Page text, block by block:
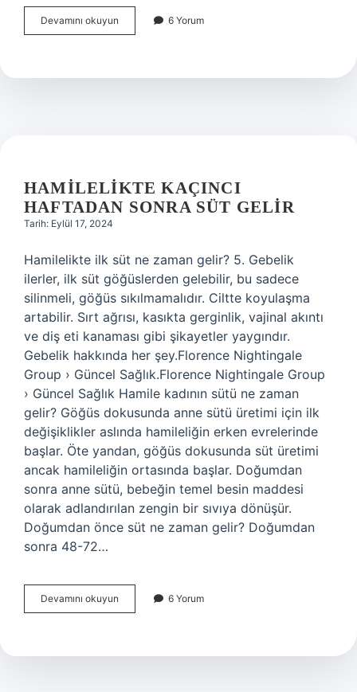
Devamını okuyun Uyurken
Neden
6 Yorum
HAMILELIKTE KAÇINCI
HAFTADAN SONRA SÜT GELIR
Tarih: Eylül 17, 2024
Hamilelikte ilk süt ne zaman gelir? 5. Gebelik
ilerler, ilk süt göğüslerden gelebilir, bu sadece
silinmeli, göğüs sıkılmamalıdır. Ciltte koyulaşma
artabilir. Sırt ağrısı, kasıkta gerginlik, vajinal akıntı
ve diş eti kanaması gibi şikayetler yaygındır.
Gebelik hakkında her şey.Florence Nightingale
Group › Güncel Sağlık.Florence Nightingale Group
› Güncel Sağlık Hamile kadının sütü ne zaman
gelir? Göğüs dokusunda anne sütü üretimi için ilk
değişiklikler aslında hamileliğin erken evrelerinde
başlar. Öte yandan, göğüs dokusunda süt üretimi
ancak hamileliğin ortasında başlar. Doğumdan
sonra anne sütü, bebeğin temel besin maddesi
olarak adlandırılan zengin bir sıvıya dönüşür.
Doğumdan önce süt ne zaman gelir? Doğumdan
sonra 48-72…
Devamını okuyun Hamilelikte
Kaçıncı
Süt
6 Yorum